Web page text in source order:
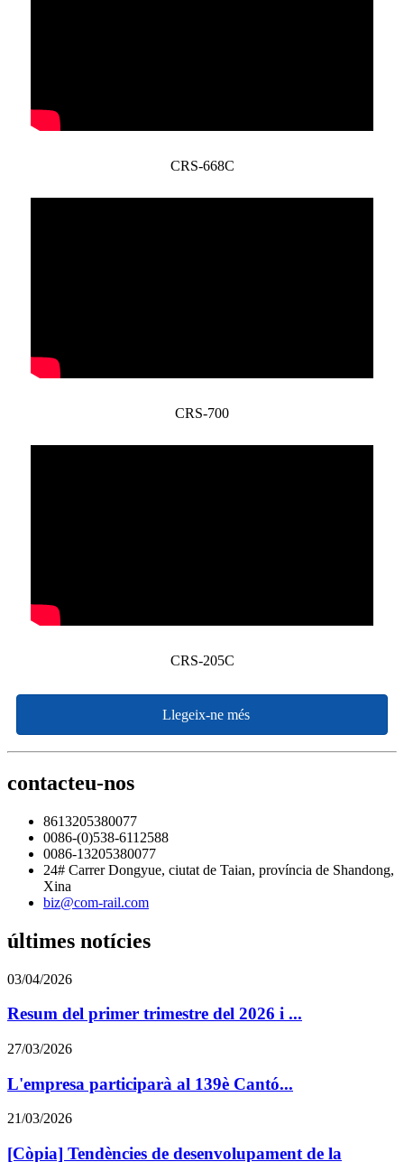
CRS-668C
CRS-700
CRS-205C
Llegeix-ne més
contacteu-nos
8613205380077
0086-(0)538-6112588
0086-13205380077
24# Carrer Dongyue, ciutat de Taian, província de Shandong,
Xina
biz@com-rail.com
últimes notícies
03/04/2026
Resum del primer trimestre del 2026 i ...
27/03/2026
L'empresa participarà al 139è Cantó...
21/03/2026
[Còpia] Tendències de desenvolupament de la